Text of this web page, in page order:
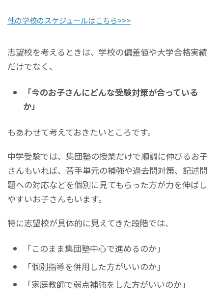
他の学校のスケジュールはこちら>>>
志望校を考えるときは、学校の偏差値や大学合格実績
だけでなく、
「今のお子さんにどんな受験対策が合っている
か」
もあわせて考えておきたいところです。
中学受験では、集団塾の授業だけで順調に伸びるお子
さんもいれば、苦手単元の補強や過去問対策、記述問
題への対応などを個別に見てもらった方が力を伸ばし
やすいお子さんもいます。
特に志望校が具体的に見えてきた段階では、
「このまま集団塾中心で進めるのか」
「個別指導を併用した方がいいのか」
「家庭教師で弱点補強をした方がいいのか」